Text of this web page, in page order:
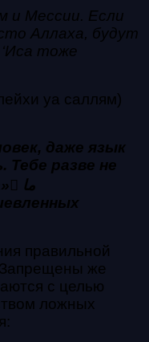
и Мессии. Если
Аллаха, будут
тоже
уа саллям)
даже язык
Тебе разве не
َما
правильной
Запрещены же
с целью
ложных